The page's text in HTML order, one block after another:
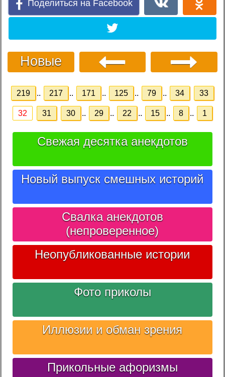
Поделиться на Facebook
Новые
219 .. 217 .. 171 .. 125 .. 79 .. 34 33
32 31 30 .. 29 .. 22 .. 15 .. 8 .. 1
Свежая десятка анекдотов
Новый выпуск смешных историй
Свалка анекдотов
(непроверенное)
Неопубликованные истории
Фото приколы
Иллюзии и обман зрения
Прикольные афоризмы